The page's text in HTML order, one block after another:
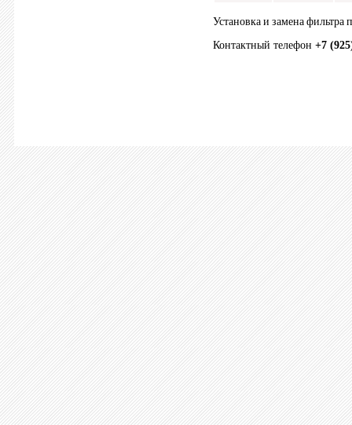
Установка и замена фильтра
Контактный телефон +7